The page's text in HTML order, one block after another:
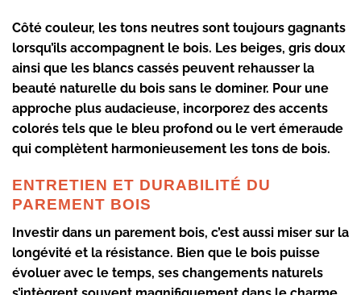
Côté couleur, les tons neutres sont toujours gagnants
lorsqu’ils accompagnent le bois. Les beiges, gris doux
ainsi que les blancs cassés peuvent rehausser la
beauté naturelle du bois sans le dominer. Pour une
approche plus audacieuse, incorporez des accents
colorés tels que le bleu profond ou le vert émeraude
qui complètent harmonieusement les tons de bois.
ENTRETIEN ET DURABILITÉ DU
PAREMENT BOIS
Investir dans un parement bois, c’est aussi miser sur la
longévité et la résistance. Bien que le bois puisse
évoluer avec le temps, ses changements naturels